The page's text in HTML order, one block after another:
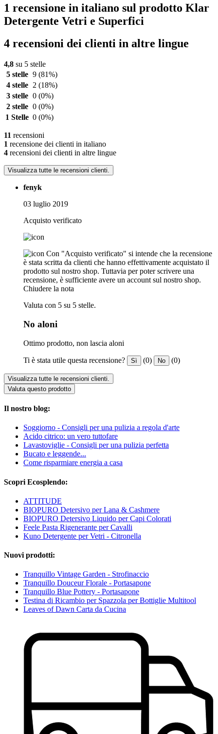
1 recensione in italiano sul prodotto Klar
Detergente Vetri e Superfici
4 recensioni dei clienti in altre lingue
4,8 su 5 stelle
5 stelle 9 (81%)
4 stelle
2 (18%)
3 stelle 0 (0%)
2 stelle 0 (0%)
1 Stelle 0 (0%)
11 recensioni
1 recensione dei clienti in italiano
4 recensioni dei clienti in altre lingue
Visualizza tutte le recensioni clienti.
fenyk
03 luglio 2019
Acquisto verificato
Con "Acquisto verificato" si intende che la recensione
è stata scritta da clienti che hanno effettivamente acquistato il
prodotto sul nostro shop. Tuttavia per poter scrivere una
recensione, è sufficiente avere un account sul nostro shop.
Chiudere la nota
Valuta con 5 su 5 stelle.
No aloni
Ottimo prodotto, non lascia aloni
Ti è stata utile questa recensione? Sì (0) No (0)
Visualizza tutte le recensioni clienti.
Valuta questo prodotto
Il nostro blog:
Soggiorno - Consigli per una pulizia a regola d'arte
Acido citrico: un vero tuttofare
Lavastoviglie - Consigli per una pulizia perfetta
Bucato e leggende...
Come risparmiare energia a casa
Scopri Ecosplendo:
ATTITUDE
BIOPURO Detersivo per Lana & Cashmere
BIOPURO Detersivo Liquido per Capi Colorati
Feele Pasta Rigenerante per Cavalli
Kuno Detergente per Vetri - Citronella
Nuovi prodotti:
Tranquillo Vintage Garden - Strofinaccio
Tranquillo Douceur Florale - Portasapone
Tranquillo Blue Pottery - Portasapone
Testina di Ricambio per Spazzola per Bottiglie Multitool
Leaves of Dawn Carta da Cucina